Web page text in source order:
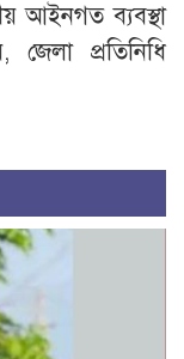
আইনগত ব্যবস্থা
জেলা প্রতিনিধি